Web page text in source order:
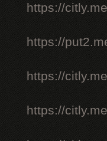
https://
https://
https://
https://